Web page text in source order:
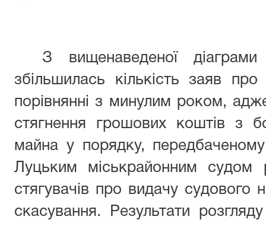
З вищенаведеної
збільшилась кількість заяв
порівнянні з минулим роком,
стягнення грошових коштів з
майна у порядку,
Луцьким міськрайонним судом
стягувачів про видачу судового
скасування. Результати